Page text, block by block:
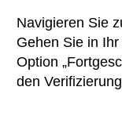
Navigieren Sie
Gehen Sie in
Option
den